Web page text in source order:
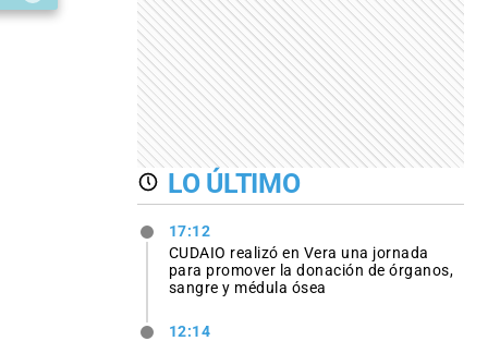
LO ÚLTIMO
17:12
CUDAIO realizó en Vera una jornada
para promover la donación de órganos,
sangre y médula ósea
12:14